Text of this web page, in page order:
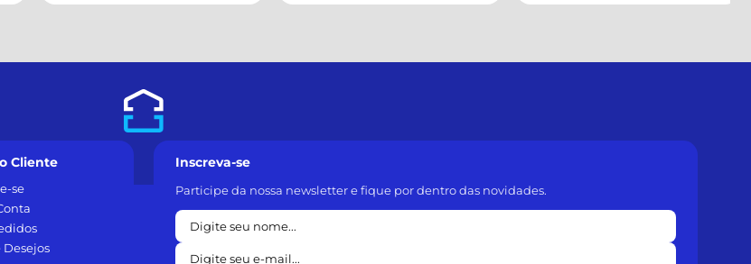
Cliente
se
Desejos
Inscreva-se
Participe da nossa newsletter e fique por dentro das novidades.